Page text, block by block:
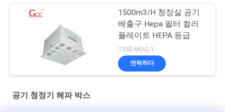
1500m3/H 청정실 공기
배출구 Hepa 필터 컬러
플레이트 HEPA 등급
135$ MOQ:1
연락하다
공기 청정기 헤파 박스